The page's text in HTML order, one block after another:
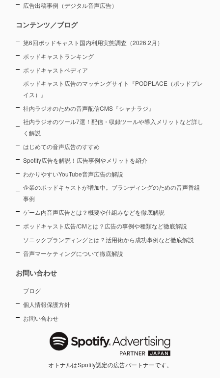
広告出稿事例（デジタル音声広告）
コンテンツ／ブログ
第6回ポッドキャスト国内利用実態調査（2026.2月）
ポッドキャストランキング
ポッドキャストペディア
ポッドキャスト広告のマッチングサイト『PODPLACE（ポッドプレ
イス）』
社内ラジオのための音声配信CMS『シャナラジ』
社内ラジオのツール7選！配信・収録ツールや導入メリットなど詳し
く解説
はじめての音声広告のすすめ
Spotify広告を解説！広告事例やメリットを紹介
わかりやすいYouTube音声広告の解説
企業のポッドキャストが増加中。ブランディングのための音声番組
事例
ゲーム内音声広告とは？概要や仕組みなどを徹底解説
ポッドキャスト広告/CMとは？広告の事例や種類など徹底解説
ソニックブランディングとは？活用術から成功事例など徹底解説
音声マーケティングについて徹底解説
お問い合わせ
ブログ
個人情報保護方針
お問い合わせ
オトナルはSpotify認定の広告パートナーです。